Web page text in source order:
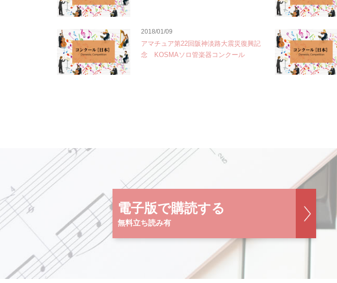
2018/01/09
アマチュア第22回阪神淡路大震災復興記
念 KOSMAソロ管楽器コンクール
電子版で購読する
無料立ち読み有